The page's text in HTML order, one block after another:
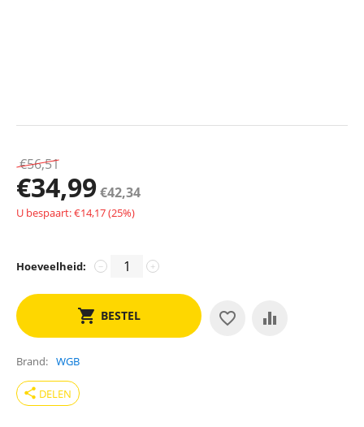
€56,51
€34,99€42,34
U bespaart: €14,17(25%)
Hoeveelheid: +
−
BESTEL
Brand WGB
share DELEN